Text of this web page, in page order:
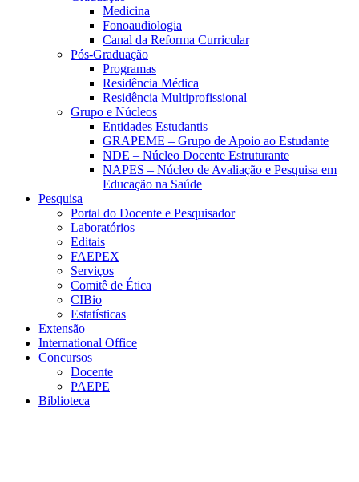
Medicina
Fonoaudiologia
Canal da Reforma Curricular
Pós-Graduação
Programas
Residência Médica
Residência Multiprofissional
Grupo e Núcleos
Entidades Estudantis
GRAPEME – Grupo de Apoio ao Estudante
NDE – Núcleo Docente Estruturante
NAPES – Núcleo de Avaliação e Pesquisa em
Educação na Saúde
Pesquisa
Portal do Docente e Pesquisador
Laboratórios
Editais
FAEPEX
Serviços
Comitê de Ética
CIBio
Estatísticas
Extensão
International Office
Concursos
Docente
PAEPE
Biblioteca